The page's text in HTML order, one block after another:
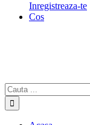
Inregistreaza-te
Cos
Cautare...